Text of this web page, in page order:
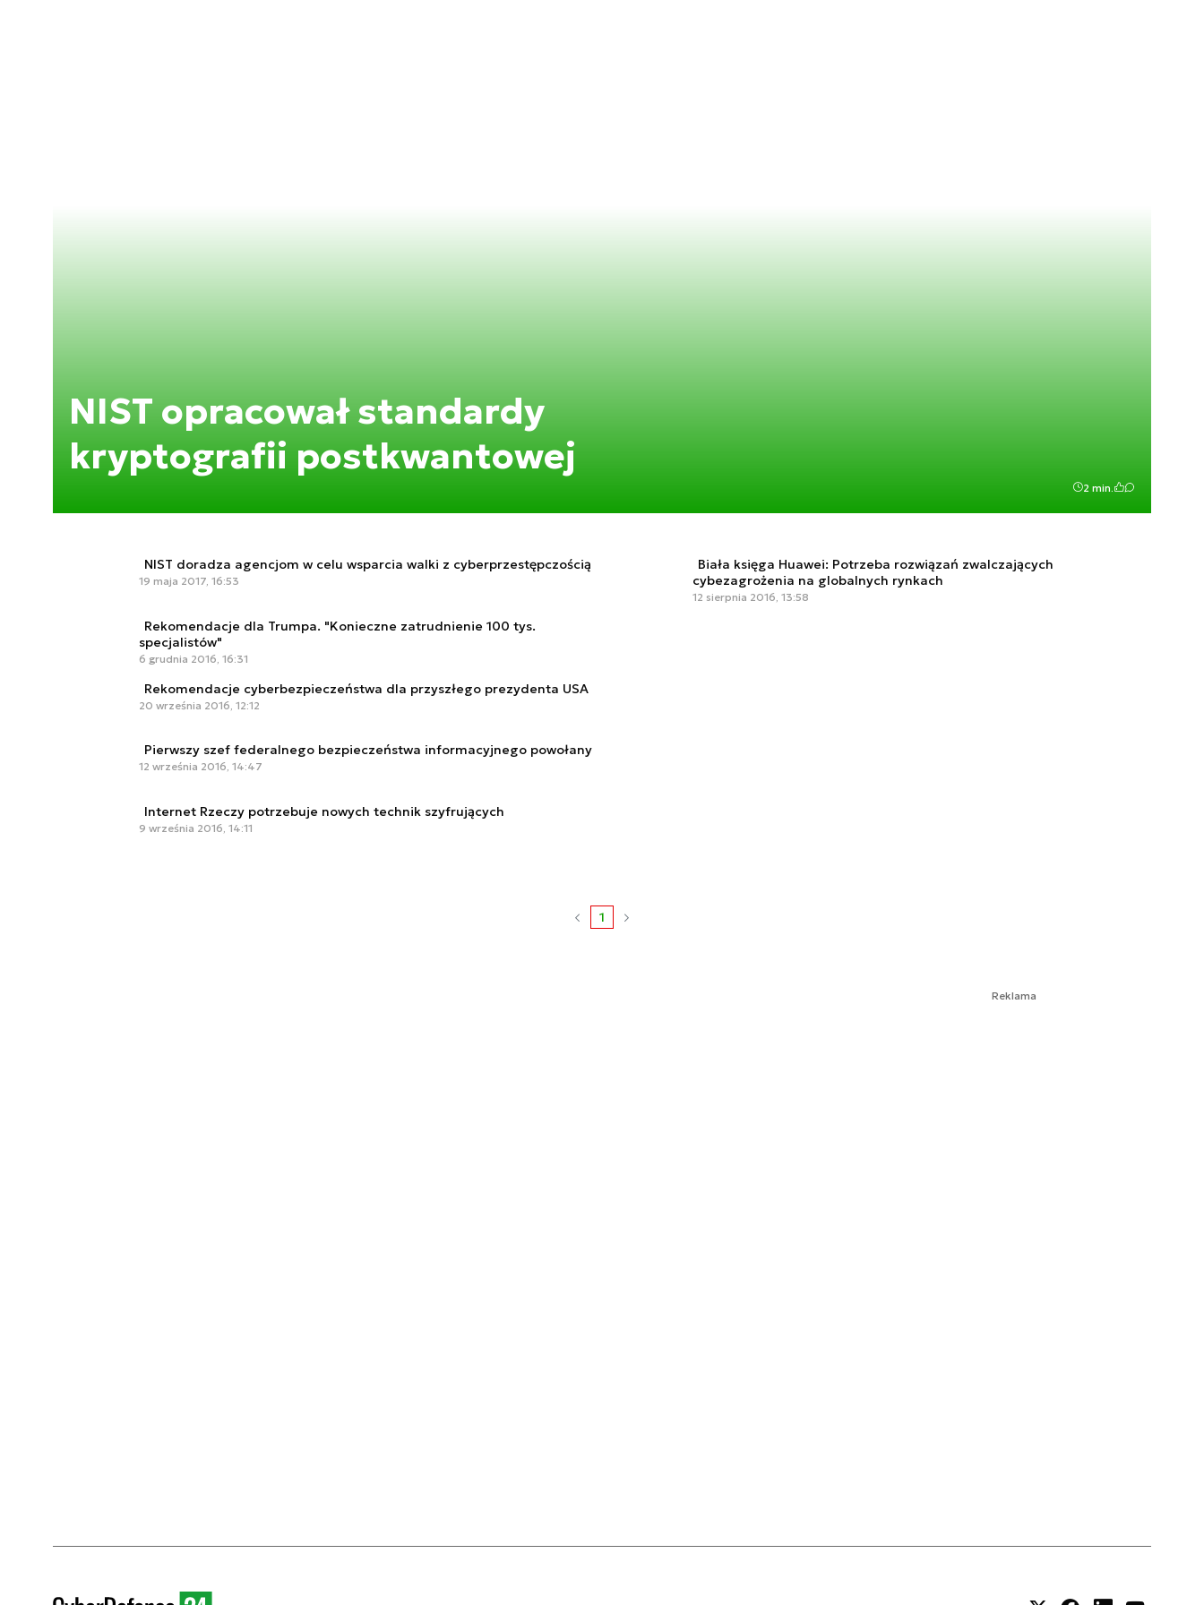
NIST opracował standardy
kryptografii postkwantowej
2 min.
NIST doradza agencjom w celu wsparcia walki z cyberprzestępczością
19 maja 2017, 16:53
Rekomendacje dla Trumpa. "Konieczne zatrudnienie 100 tys.
specjalistów"
6 grudnia 2016, 16:31
Rekomendacje cyberbezpieczeństwa dla przyszłego prezydenta USA
20 września 2016, 12:12
Pierwszy szef federalnego bezpieczeństwa informacyjnego powołany
12 września 2016, 14:47
Internet Rzeczy potrzebuje nowych technik szyfrujących
9 września 2016, 14:11
Biała księga Huawei: Potrzeba rozwiązań zwalczających
cybezagrożenia na globalnych rynkach
12 sierpnia 2016, 13:58
1
Reklama